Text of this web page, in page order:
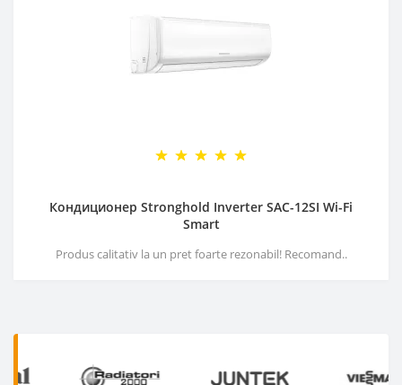
Кондиционер Stronghold Inverter SAC-12SI Wi-Fi
Smart
Produs calitativ la un pret foarte rezonabil! Recomand..